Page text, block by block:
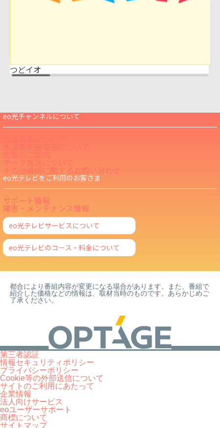
つどイオ
eo光チャンネルについて
データ放送について
その他番組に関するお問い合わせ
eo光テレビをご利用のお客さま
サポート情報
障害・メンテナンス情報
eo光テレビサービスについて
eo光テレビのコース・料金について
都合により番組内容が変更になる場合があります。また、番組で
紹介した価格などの情報は、取材当時のものです。あらかじめご
了承ください。
第三者認証
情報セキュリティポリシー
プライバシーポリシー
Cookie等の外部送信について
サイトのご利用にあたって
企業情報
法人向けサービス
eoユーザーサポート
商標について
サイトマップ